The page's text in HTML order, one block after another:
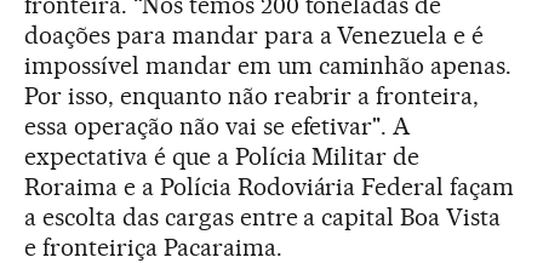
doações para mandar para a Venezuela e é
impossível mandar em um caminhão apenas.
Por isso, enquanto não reabrir a fronteira,
essa operação não vai se efetivar". A
expectativa é que a Polícia Militar de
Roraima e a Polícia Rodoviária Federal façam
a escolta das cargas entre a capital Boa Vista
e fronteiriça Pacaraima.